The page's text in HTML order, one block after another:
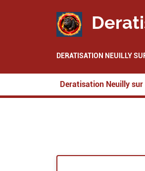
DERATISATION NEUILLY
Deratisation Neuilly sur